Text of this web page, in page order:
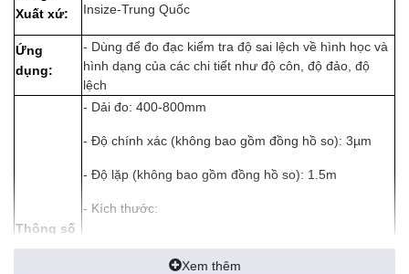
Xuất xứ:
Insize-Trung Quốc
Ứng
dụng:
- Dùng để đo đạc kiểm tra độ sai lệch về hình học và
hình dạng của các chi tiết như độ côn, độ đảo, độ
lệch
Thông số
kĩ thuật:
- Dải đo: 400-800mm
- Độ chính xác (không bao gồm đồng hồ so): 3µm
- Độ lặp (không bao gồm đồng hồ so): 1.5m
- Kích thước:
Xem thêm